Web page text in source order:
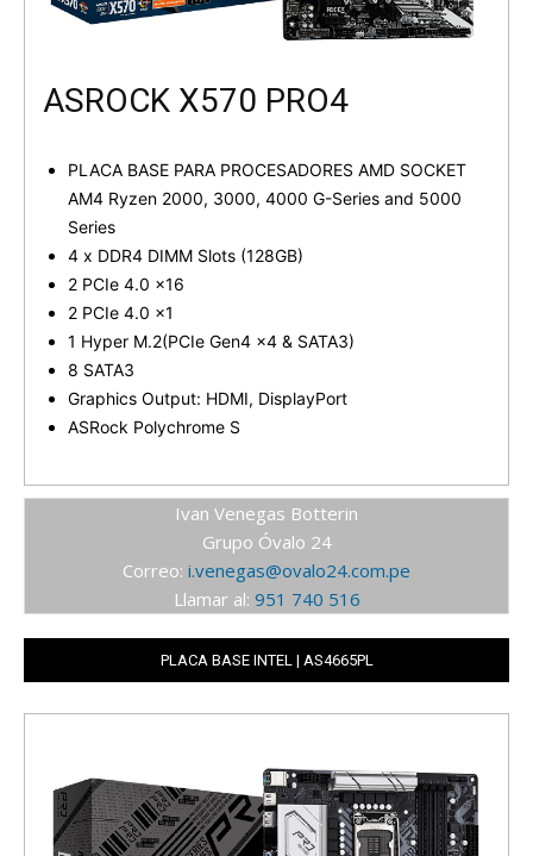
ASROCK X570 PRO4
PLACA BASE PARA PROCESADORES AMD SOCKET
AM4 Ryzen 2000, 3000, 4000 G-Series and 5000
Series
4 x DDR4 DIMM Slots (128GB)
2 PCIe 4.0 x16
2 PCIe 4.0 x1
1 Hyper M.2(PCIe Gen4 x4 & SATA3)
8 SATA3
Graphics Output: HDMI, DisplayPort
ASRock Polychrome S
Ivan Venegas Botterin
Grupo Óvalo 24
Correo: i.venegas@ovalo24.com.pe
Llamar al: 951 740 516
PLACA BASE INTEL | AS4665PL